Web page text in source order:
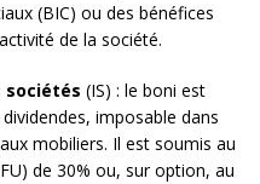
(BIC) ou des bénéfices
de la société.
sociétés (IS) : le boni est
imposable dans
mobiliers. Il est soumis au
de 30% ou, sur option, au